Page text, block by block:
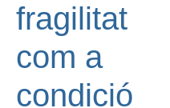
fragilitat
com a
condició